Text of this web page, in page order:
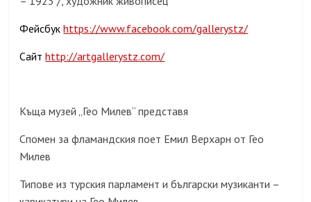
Фейсбукhttps://www.facebook.com/gallerystz/
Сайтhttp://artgallerystz.com/
Къща музей „Гео Милев“ представя
Спомен за фламандския поет Емил Верхарн от Гео
Милев
Типове из турския парламент и български музиканти –